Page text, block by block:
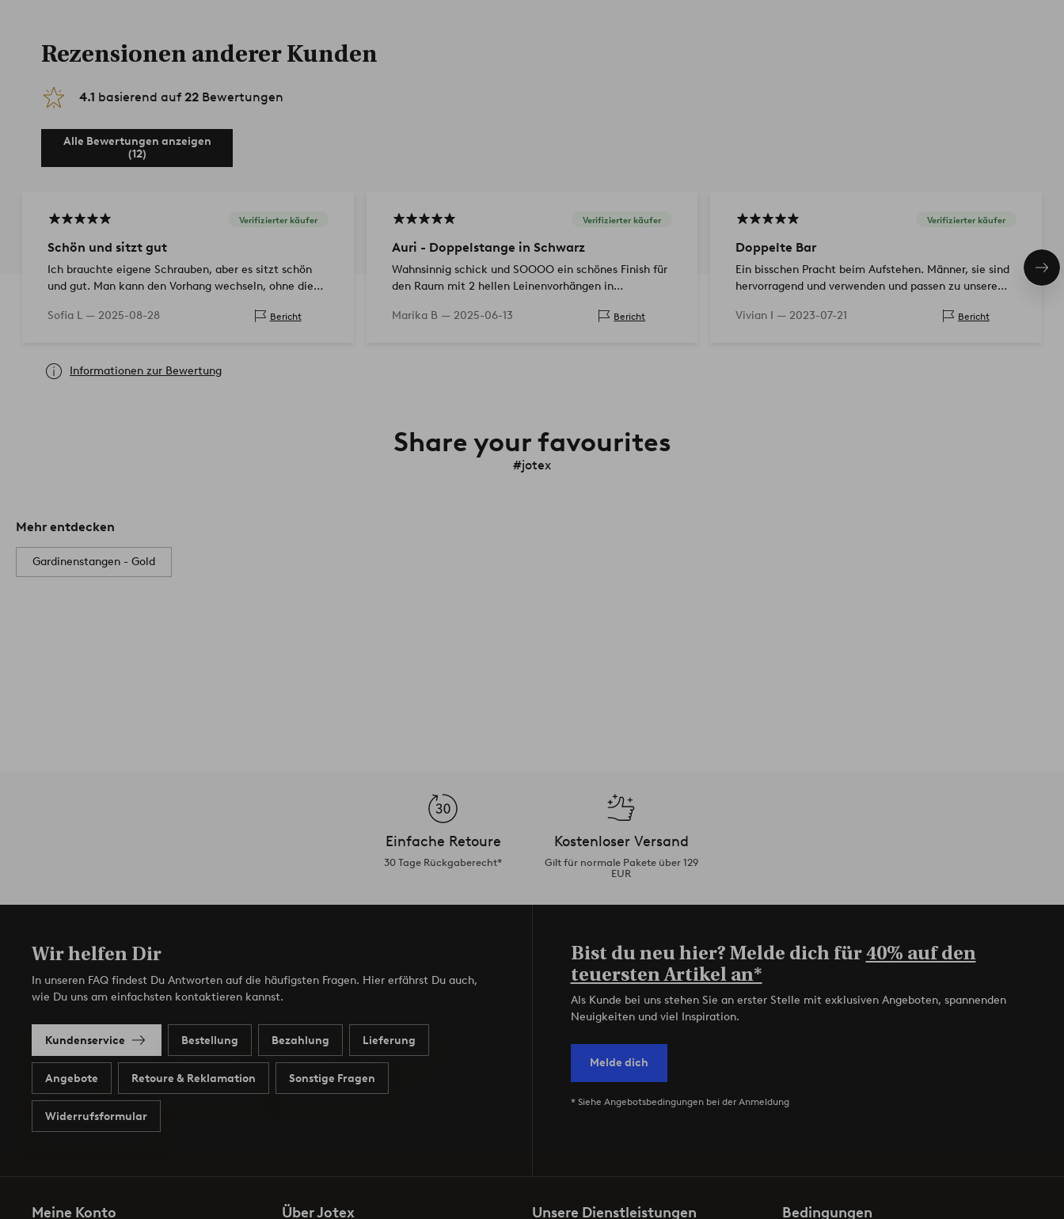
Rezensionen anderer Kunden
4.1 basierend auf 22 Bewertungen
Alle Bewertungen anzeigen
(12)
Verifizierter käufer
Schön und sitzt gut
Ich brauchte eigene Schrauben, aber es sitzt schön
und gut. Man kann den Vorhang wechseln, ohne die
Sofia L — 2025-08-28 Bericht
Verifizierter käufer
Auri - Doppelstange in Schwarz
Wahnsinnig schick und SOOOO ein schönes Finish für
den Raum mit 2 hellen Leinenvorhängen in
Marika B — 2025-06-13 Bericht
Verifizierter käufer
Doppelte Bar
Ein bisschen Pracht beim Aufstehen. Männer, sie sind
hervorragend und verwenden und passen zu unserem
Vivian I — 2023-07-21 Bericht
Informationen zur Bewertung
Share your favourites
#jotex
Mehr entdecken
Gardinenstangen - Gold
Einfache Retoure
30 Tage Rückgaberecht*
Kostenloser Versand
Gilt für normale Pakete über 129
EUR
Wir helfen Dir
In unseren FAQ findest Du Antworten auf die häufigsten Fragen. Hier erfährst Du auch,
wie Du uns am einfachsten kontaktieren kannst.
Kundenservice Bestellung Bezahlung Lieferung
Angebote Retoure & Reklamation Sonstige Fragen
Widerrufsformular
Bist du neu hier? Melde dich für40% auf den
teuersten Artikel an*
Als Kunde bei uns stehen Sie an erster Stelle mit exklusiven Angeboten, spannenden
Neuigkeiten und viel Inspiration.
Melde dich
* Siehe Angebotsbedingungen bei der Anmeldung
Meine Konto Über Jotex Unsere Dienstleistungen Bedingungen